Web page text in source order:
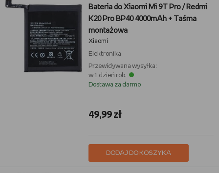
Bateria do Xiaomi Mi 9T Pro / Redmi
K20 Pro BP40 4000mAh + Taśma
montażowa
Xiaomi
Elektronika
Przewidywana wysyłka:
w 1 dzień rob.
Dostawa za darmo
49,99 zł
DODAJ DO KOSZYKA